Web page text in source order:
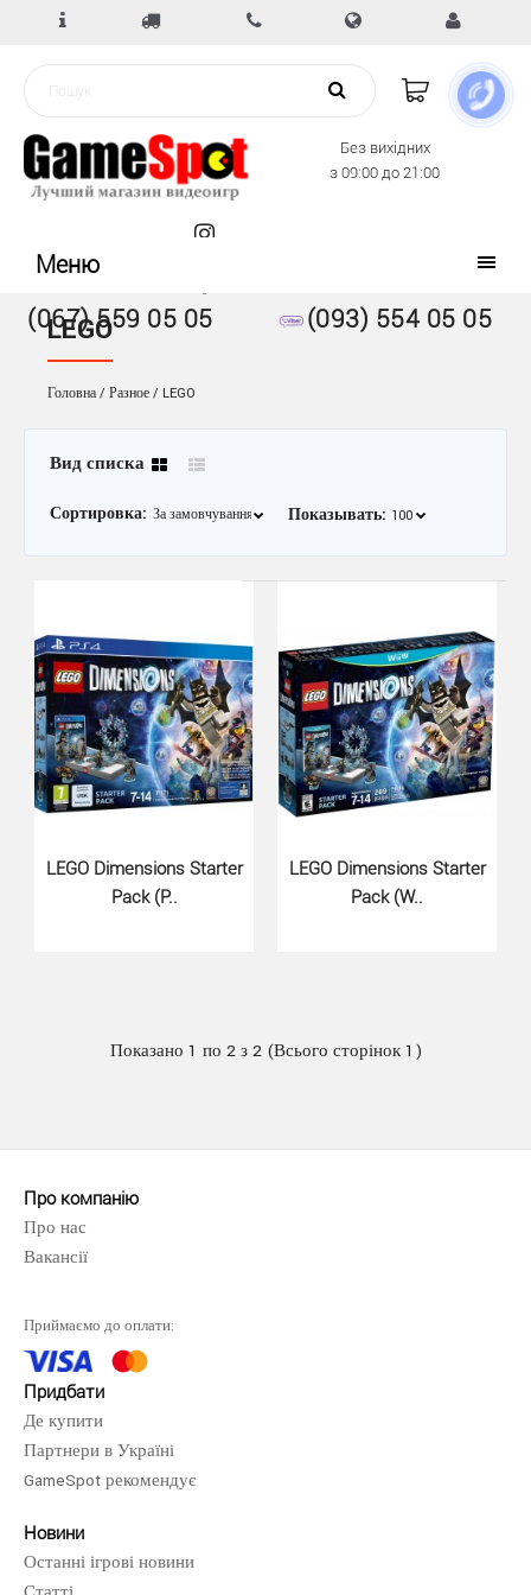
Без вихідних
з 09:00 до 21:00
(067) 559 05 05 (093) 554 05 05
Меню
LEGO
Головна Разное LEGO
Вид списка
Сортировка: Показывать:
LEGO Dimensions Starter
Pack (P..
LEGO Dimensions Starter
Pack (W..
Показано 1 по 2 з 2 (Всього сторінок 1)
Про компанію
Про нас
Вакансії
Приймаємо до оплати:
Придбати
Де купити
Партнери в Україні
GameSpot рекомендує
Новини
Останні ігрові новини